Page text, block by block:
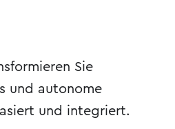
Sie
und autonome
und integriert.